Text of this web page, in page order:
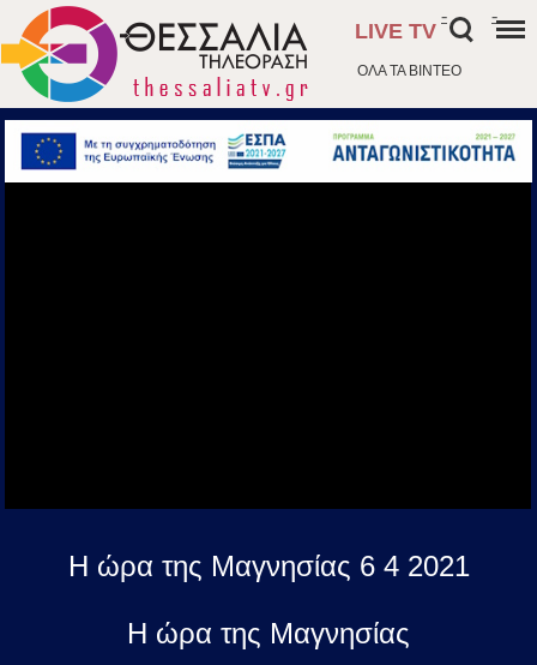
ΟΛΑ ΤΑ ΒΙΝΤΕΟ
LIVE TV
- -
Η ώρα της Μαγνησίας 6 4 2021
Η ώρα της Μαγνησίας